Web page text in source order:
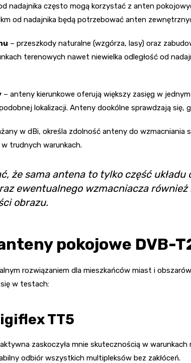
nadajnika często mogą korzystać z anten
od nadajnika będą potrzebować anten
– przeszkody naturalne (wzgórza, lasy) oraz
terenowych nawet niewielka odległość od
– anteny kierunkowe oferują większy zasięg w
lokalizacji. Anteny dookólne sprawdzają się,
w dBi, określa zdolność anteny do wzmacniania
trudnych warunkach.
że sama antena to tylko część
ewentualnego wzmacniacza
obrazu.
pokojowe DVB-
rozwiązaniem dla mieszkańców miast i
w testach:
TT5
zaskoczyła mnie skutecznością w warunkach
odbiór wszystkich multipleksów bez zakłóceń.